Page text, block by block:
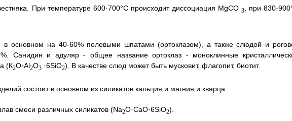
При температуре 600-700°С происходит диссоциация MgCO 3, при 830-
в основном на 40-60% полевыми шпатами (ортоклазом), а также слюдой и
Санидин и адуляр - общее название ортоклаз - моноклинные
(К2O·Аl2O3·6SiO2). В качестве слюд может быть мусковит, флагопит, биотит.
состоит в основном из силикатов кальция и магния и кварца.
смеси различных силикатов (Na2O·CaO·6SiO2).